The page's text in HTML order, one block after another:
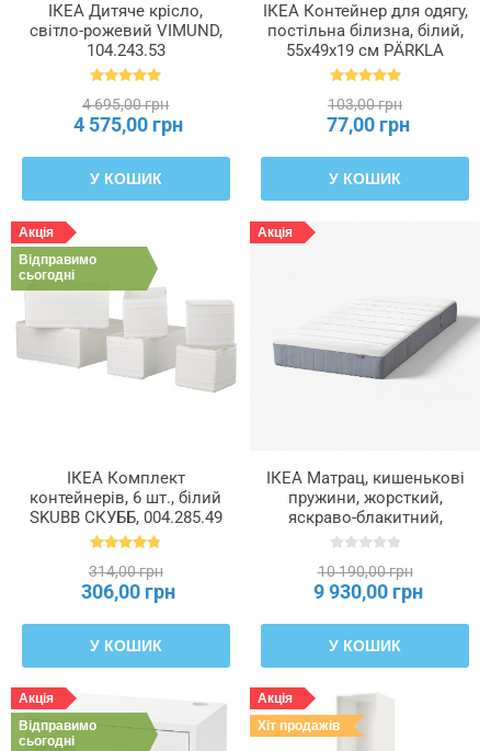
ІКЕА Дитяче крісло,
світло-рожевий VIMUND,
104.243.53
4 695,00 грн
4 575,00 грн
У КОШИК
ІКЕА Контейнер для одягу,
постільна білизна, білий,
55x49x19 см PÄRKLA
ПЕРКЛА, 503.953.82
103,00 грн
77,00 грн
У КОШИК
Акція
Відправимо
сьогодні
ІКЕА Комплект
контейнерів, 6 шт., білий
SKUBB СКУББ, 004.285.49
314,00 грн
306,00 грн
У КОШИК
Акція
ІКЕА Матрац, кишенькові
пружини, жорсткий,
яскраво-блакитний,
90x200 см VESTERÖY,
10 190,00 грн
9 930,00 грн
У КОШИК
Акція
Відправимо
сьогодні
Акція
Хіт продажів